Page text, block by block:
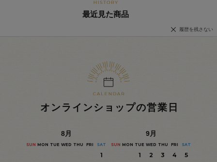
最近見た商品
履歴を残さない
オンラインショップの営業日
8月
SUN MON TUE WED THU FRI SAT
1
9月
SUN MON TUE WED THU FRI SAT
1 2 3 4
5